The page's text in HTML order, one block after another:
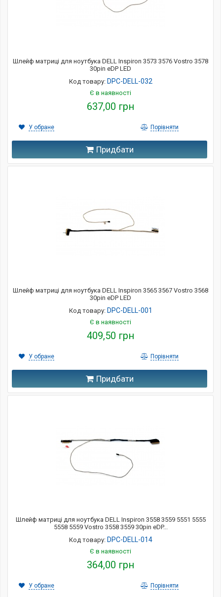
Шлейф матриці для ноутбука DELL Inspiron 3573 3576 Vostro 3578
30pin eDP LED
Код товару: DPC-DELL-032
Є в наявності
637,00 грн
Придбати
У обране Порівняти
Шлейф матриці для ноутбука DELL Inspiron 3565 3567 Vostro 3568
30pin eDP LED
Код товару: DPC-DELL-001
Є в наявності
409,50 грн
Придбати
У обране Порівняти
Шлейф матриці для ноутбука DELL Inspiron 3558 3559 5551 5555
5558 5559 Vostro 3558 3559 30pin eDP...
Код товару: DPC-DELL-014
Є в наявності
364,00 грн
У обране Порівняти